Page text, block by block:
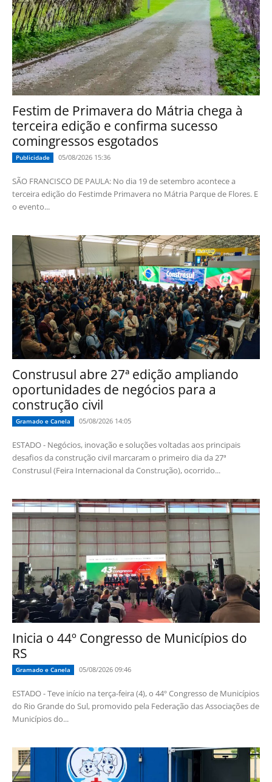
Festim de Primavera do Mátria chega à
terceira edição e confirma sucesso
comingressos esgotados
Publicidade 05/08/2026 15:36
SÃO FRANCISCO DE PAULA: No dia 19 de setembro acontece a
terceira edição do Festimde Primavera no Mátria Parque de Flores. E
o evento...
Construsul abre 27ª edição ampliando
oportunidades de negócios para a
construção civil
Gramado e Canela 05/08/2026 14:05
ESTADO - Negócios, inovação e soluções voltadas aos principais
desafios da construção civil marcaram o primeiro dia da 27ª
Construsul (Feira Internacional da Construção), ocorrido...
Inicia o 44º Congresso de Municípios do
RS
Gramado e Canela 05/08/2026 09:46
ESTADO - Teve início na terça-feira (4), o 44º Congresso de Municípios
do Rio Grande do Sul, promovido pela Federação das Associações de
Municípios do...